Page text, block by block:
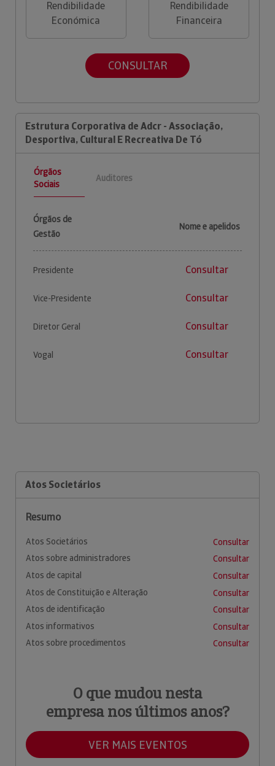
Rendibilidade
Económica
Rendibilidade
Financeira
CONSULTAR
Estrutura Corporativa de Adcr - Associação,
Desportiva, Cultural E Recreativa De Tó
Órgãos
Sociais
Auditores
Órgãos de
Gestão
Nome e apelidos
Presidente Consultar
Vice-Presidente Consultar
Diretor Geral Consultar
Vogal Consultar
Atos Societários
Resumo
Atos Societários
Consultar
Atos sobre administradores
Consultar
Atos de capital
Consultar
Atos de Constituição e Alteração
Consultar
Atos de identificação
Consultar
Atos informativos
Consultar
Atos sobre procedimentos
Consultar
O que mudou nesta
empresa nos últimos anos?
VER MAIS EVENTOS